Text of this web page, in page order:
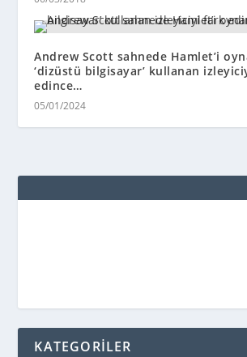
Andrew Scott sahnede Hamlet’i
‘dizüstü bilgisayar’ kullanan
edince…
05/01/2024
KATEGORİLER